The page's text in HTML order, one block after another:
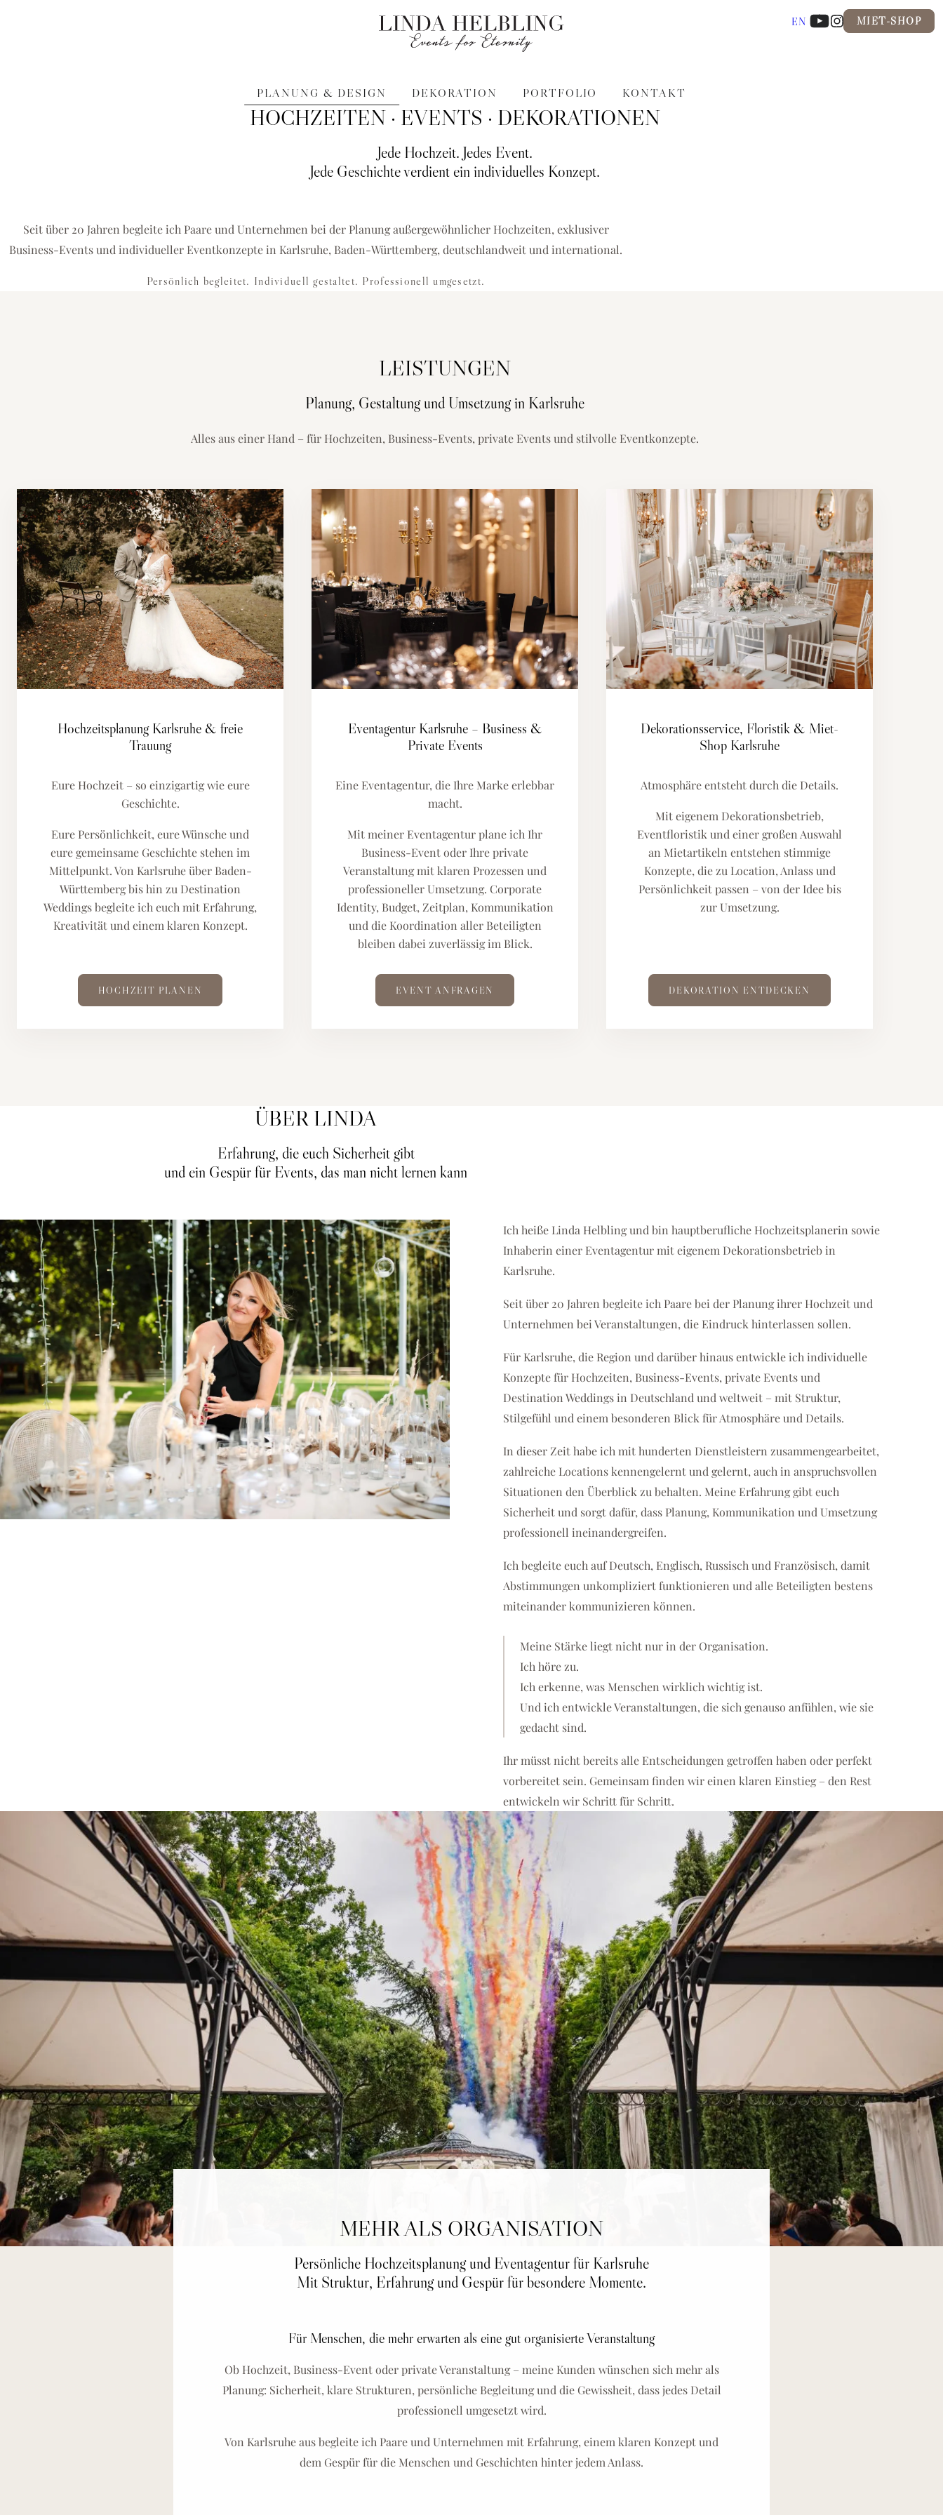
EN MIET-SHOP
PLANUNG & DESIGN DEKORATION PORTFOLIO KONTAKT
Hochzeitsplanerin Karlsruhe & Eventagentur für einzigartige Hochzeiten, Business-
BUSINESS-EVENT ANFRAGEN
HOCHZEITEN · EVENTS · DEKORATIONEN
Jede Hochzeit. Jedes Event.
Jede Geschichte verdient ein individuelles Konzept.
Seit über 20 Jahren begleite ich Paare und Unternehmen bei der Planung außergewöhnlicher Hochzeiten, exklusiver
Business-Events und individueller Eventkonzepte in Karlsruhe, Baden-Württemberg, deutschlandweit und international.
Persönlich begleitet. Individuell gestaltet. Professionell umgesetzt.
LEISTUNGEN
Planung, Gestaltung und Umsetzung in Karlsruhe
Alles aus einer Hand – für Hochzeiten, Business-Events, private Events und stilvolle Eventkonzepte.
Hochzeitsplanung Karlsruhe & freie
Trauung
Eure Hochzeit – so einzigartig wie eure
Geschichte.
Eure Persönlichkeit, eure Wünsche und
eure gemeinsame Geschichte stehen im
Mittelpunkt. Von Karlsruhe über Baden-
Württemberg bis hin zu Destination
Weddings begleite ich euch mit Erfahrung,
Kreativität und einem klaren Konzept.
HOCHZEIT PLANEN
Eventagentur Karlsruhe – Business &
Private Events
Eine Eventagentur, die Ihre Marke erlebbar
macht.
Mit meiner Eventagentur plane ich Ihr
Business-Event oder Ihre private
Veranstaltung mit klaren Prozessen und
professioneller Umsetzung. Corporate
Identity, Budget, Zeitplan, Kommunikation
und die Koordination aller Beteiligten
bleiben dabei zuverlässig im Blick.
EVENT ANFRAGEN
Dekorationsservice, Floristik & Miet-
Shop Karlsruhe
Atmosphäre entsteht durch die Details.
Mit eigenem Dekorationsbetrieb,
Eventfloristik und einer großen Auswahl
an Mietartikeln entstehen stimmige
Konzepte, die zu Location, Anlass und
Persönlichkeit passen – von der Idee bis
zur Umsetzung.
DEKORATION ENTDECKEN
ÜBER LINDA
Erfahrung, die euch Sicherheit gibt
und ein Gespür für Events, das man nicht lernen kann
Ich heiße Linda Helbling und bin hauptberufliche Hochzeitsplanerin sowie
Inhaberin einer Eventagentur mit eigenem Dekorationsbetrieb in
Karlsruhe.
Seit über 20 Jahren begleite ich Paare bei der Planung ihrer Hochzeit und
Unternehmen bei Veranstaltungen, die Eindruck hinterlassen sollen.
Für Karlsruhe, die Region und darüber hinaus entwickle ich individuelle
Konzepte für Hochzeiten, Business-Events, private Events und
Destination Weddings in Deutschland und weltweit – mit Struktur,
Stilgefühl und einem besonderen Blick für Atmosphäre und Details.
In dieser Zeit habe ich mit hunderten Dienstleistern zusammengearbeitet,
zahlreiche Locations kennengelernt und gelernt, auch in anspruchsvollen
Situationen den Überblick zu behalten. Meine Erfahrung gibt euch
Sicherheit und sorgt dafür, dass Planung, Kommunikation und Umsetzung
professionell ineinandergreifen.
Ich begleite euch auf Deutsch, Englisch, Russisch und Französisch, damit
Abstimmungen unkompliziert funktionieren und alle Beteiligten bestens
miteinander kommunizieren können.
Meine Stärke liegt nicht nur in der Organisation.
Ich höre zu.
Ich erkenne, was Menschen wirklich wichtig ist.
Und ich entwickle Veranstaltungen, die sich genauso anfühlen, wie sie
gedacht sind.
Ihr müsst nicht bereits alle Entscheidungen getroffen haben oder perfekt
vorbereitet sein. Gemeinsam finden wir einen klaren Einstieg – den Rest
entwickeln wir Schritt für Schritt.
MEHR ALS ORGANISATION
Persönliche Hochzeitsplanung und Eventagentur für Karlsruhe
Mit Struktur, Erfahrung und Gespür für besondere Momente.
Für Menschen, die mehr erwarten als eine gut organisierte Veranstaltung
Ob Hochzeit, Business-Event oder private Veranstaltung – meine Kunden wünschen sich mehr als
Planung: Sicherheit, klare Strukturen, persönliche Begleitung und die Gewissheit, dass jedes Detail
professionell umgesetzt wird.
Von Karlsruhe aus begleite ich Paare und Unternehmen mit Erfahrung, einem klaren Konzept und
dem Gespür für die Menschen und Geschichten hinter jedem Anlass.